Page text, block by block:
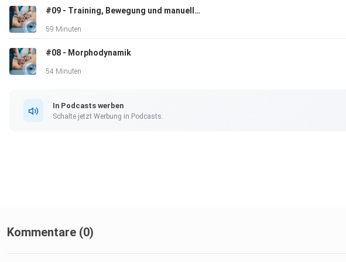
#09 - Training, Bewegung und manuelle osteopathische Techniken
59 Minuten
#08 - Morphodynamik
54 Minuten
In Podcasts werben
Schalte jetzt Werbung in Podcasts.
Kommentare (0)